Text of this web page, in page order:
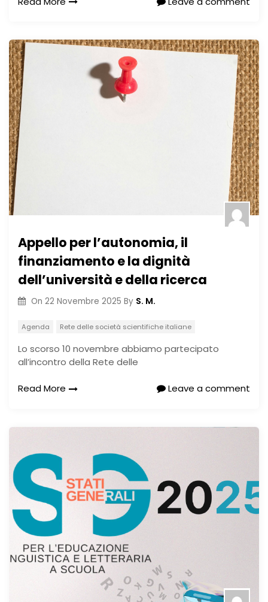
Appello per l’autonomia, il
finanziamento e la dignità
dell’università e della ricerca
On 22 Novembre 2025 By S. M.
Agenda Rete delle società scientifiche italiane
Lo scorso 10 novembre abbiamo partecipato
all’incontro della Rete delle
Read More Leave a comment